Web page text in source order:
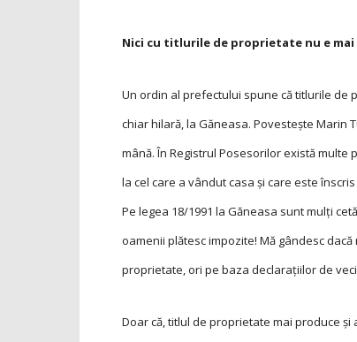
Nici cu titlurile de proprietate nu e
Un ordin al prefectului spune că titlurile de
chiar hilară, la Găneasa. Povestește Marin
mână. În Registrul Posesorilor există multe
la cel care a vândut casa și care este
Pe legea 18/1991 la Găneasa sunt mulţi
oamenii plătesc impozite! Mă gândesc
proprietate, ori pe baza declaraţiilor de
Doar că, titlul de proprietate mai produce